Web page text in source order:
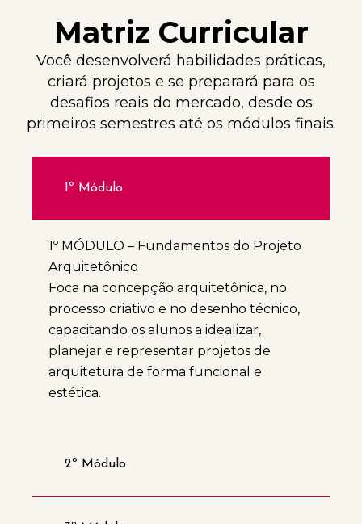
Matriz Curricular
Você desenvolverá habilidades práticas,
criará projetos e se preparará para os
desafios reais do mercado, desde os
primeiros semestres até os módulos finais.
1º Módulo
2º Módulo
1º MÓDULO – Fundamentos do Projeto
Arquitetônico
Foca na concepção arquitetônica, no
processo criativo e no desenho técnico,
capacitando os alunos a idealizar,
planejar e representar projetos de
arquitetura de forma funcional e
estética.